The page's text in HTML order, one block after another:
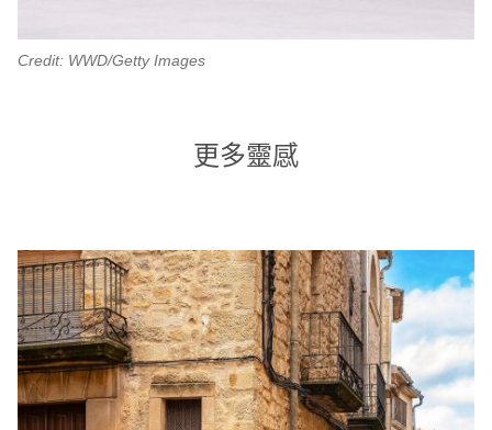
Credit: WWD/Getty Images
更多靈感